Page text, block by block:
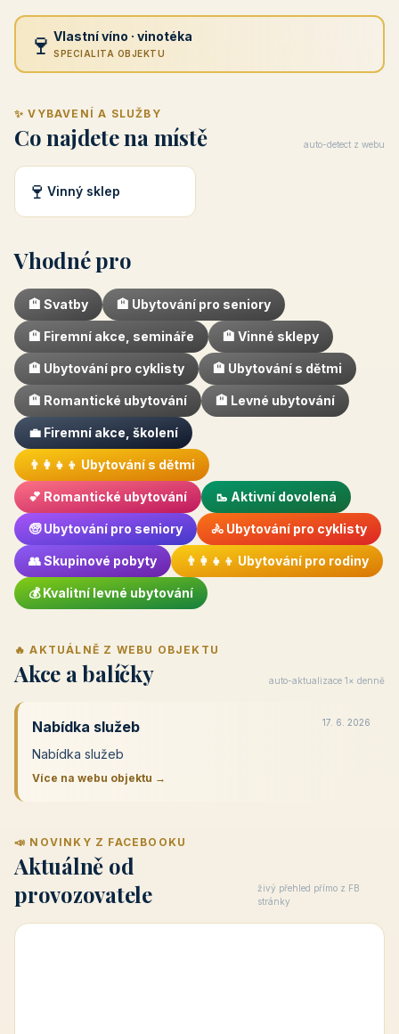
🍷 Vlastní víno · vinotéka
SPECIALITA OBJEKTU
✨ VYBAVENÍ A SLUŽBY
Co najdete na místě auto-detect z webu
🍷 Vinný sklep
Vhodné pro
🏨 Svatby 🏨 Ubytování pro seniory
🏨 Firemní akce, semináře 🏨 Vinné sklepy
🏨 Ubytování pro cyklisty 🏨 Ubytování s dětmi
🏨 Romantické ubytování 🏨 Levné ubytování
💼 Firemní akce, školení
👨‍👩‍👧‍👦 Ubytování s dětmi
💕 Romantické ubytování 🥾 Aktivní dovolená
🧓 Ubytování pro seniory 🚴 Ubytování pro cyklisty
👥 Skupinové pobyty 👨‍👩‍👧‍👦 Ubytování pro rodiny
💰 Kvalitní levné ubytování
🔥 AKTUÁLNĚ Z WEBU OBJEKTU
Akce a balíčky auto-aktualizace 1× denně
Nabídka služeb 17. 6. 2026
Nabídka služeb
Více na webu objektu →
📣 NOVINKY Z FACEBOOKU
Aktuálně od
provozovatele
živý přehled přímo z FB
stránky